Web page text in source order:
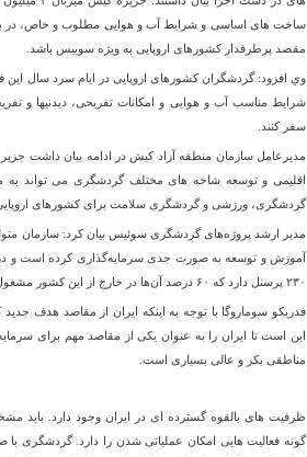
ساخت های اساسی و شرایط آب و هوایی مطلوب و خاص، در
مقصد پرطرفدار کشورهای اروپایی به ویژه سوییس باشد
وي افزود: گردشگران کشورهای اروپايی در ایام سرد سال
شرایط مناسب آب و هوایی و امکانات تفریحی، دیدنیها و
سفر کنند
مدیرعامل سازمان منطقه آزاد کیش در ادامه بیان داشت
اقلیمی و توسعه شاخه های مختلف گردشگری مى تواند
گردشگری، ورزشی و گردشگری سلامت برای کشورهای
مدیر ارشد پروژه‌های گردشگری سوئیس بیان کرد: سازمان
آموزش و توسعه به ‌صورت جدی سرمایه‌گذاری کرده است و
۲۳۰ پرسنل دارد که ۶۰ درصد آن‌ها در خارج از این کشور مشغول به کارند
فدریکو سوماروگا با توجه به اینکه ایران از مقاصد هدف
این است تا ایران را به عنوان یکی از مقاصد مهم برای
مناطقی بکر و عالی بسیاری است
ظرفیت های بالقوه گسترده ای در ایران وجود دارد.
گونه فعالیت هایی امکان عملیاتی شدن را دارد. گردشگری با